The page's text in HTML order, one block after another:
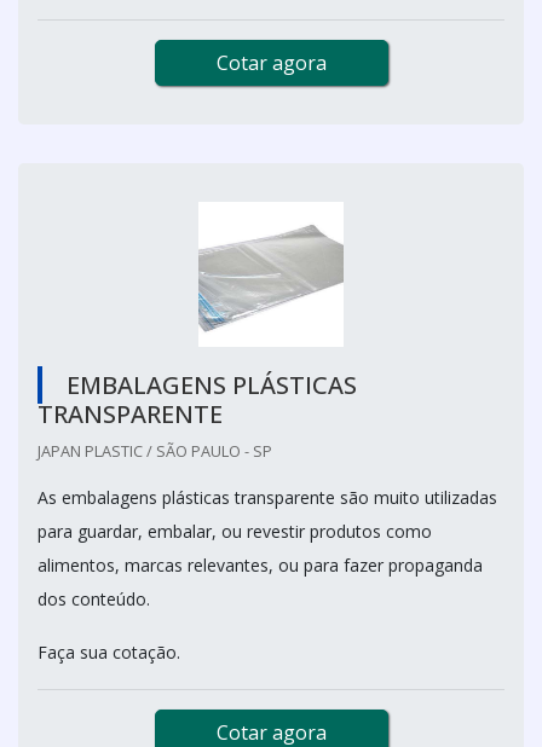
Cotar agora
EMBALAGENS PLÁSTICAS
TRANSPARENTE
JAPAN PLASTIC / SÃO PAULO - SP
As embalagens plásticas transparente são muito utilizadas
para guardar, embalar, ou revestir produtos como
alimentos, marcas relevantes, ou para fazer propaganda
dos conteúdo.
Faça sua cotação.
Cotar agora